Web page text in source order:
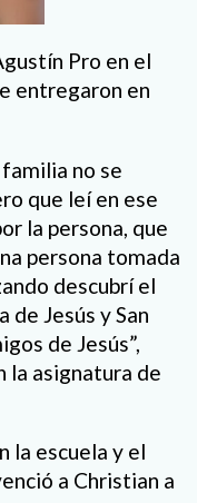
Pro en el
entregaron en
no se
que leí en ese
la persona, que
persona tomada
descubrí el
de Jesús y San
de Jesús”,
la asignatura de
la escuela y el
a Christian a